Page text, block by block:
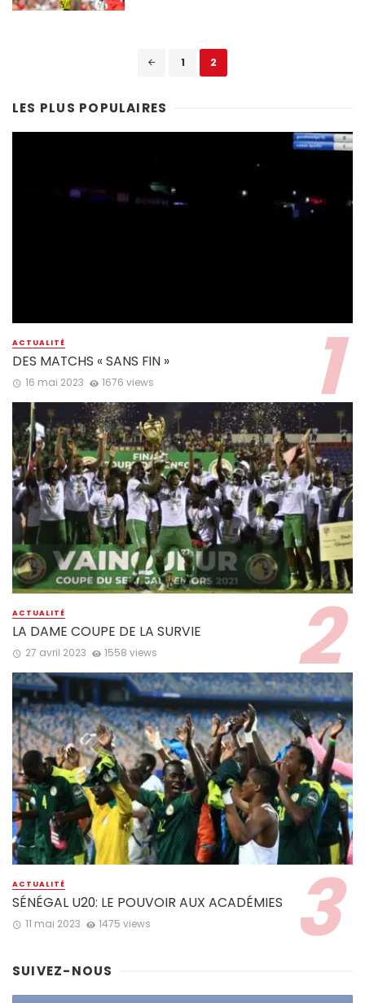
1 2
LES PLUS POPULAIRES
ACTUALITÉ
DES MATCHS « SANS FIN »
16 mai 2023 1676 views
ACTUALITÉ
LA DAME COUPE DE LA SURVIE
27 avril 2023 1558 views
ACTUALITÉ
SÉNÉGAL U20: LE POUVOIR AUX ACADÉMIES
11 mai 2023 1475 views
SUIVEZ-NOUS